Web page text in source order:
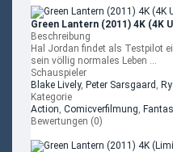
Green Lantern (2011) 4K (4K
Beschreibung
Hal Jordan findet als Testpilot
sein völlig normales Leben ...
Schauspieler
Blake Lively, Peter Sarsgaard ,
Kategorie
Action, Comicverfilmung,
Bewertungen (0)